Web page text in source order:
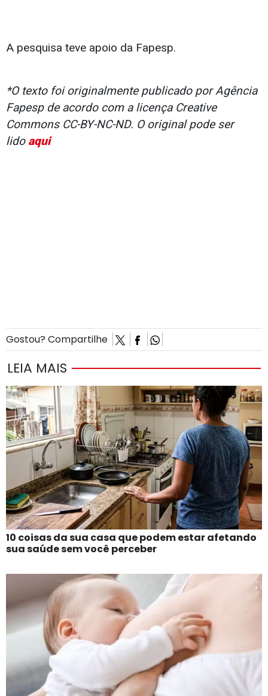
A pesquisa teve apoio da Fapesp.
*O texto foi originalmente publicado por Agência
Fapesp de acordo com a licença Creative
Commons CC-BY-NC-ND. O original pode ser
lidoaqui
Gostou? Compartilhe
LEIA MAIS
10 coisas da sua casa que podem estar afetando
sua saúde sem você perceber